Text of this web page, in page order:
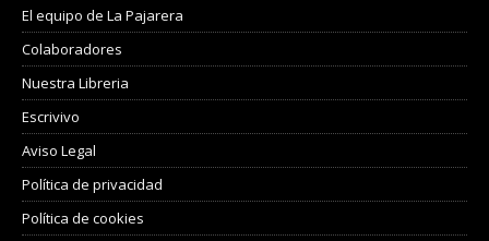
El equipo de La Pajarera
Colaboradores
Nuestra Libreria
Escrivivo
Aviso Legal
Política de privacidad
Política de cookies